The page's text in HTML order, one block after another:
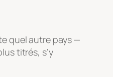
quel autre pays —
titrés, s’y